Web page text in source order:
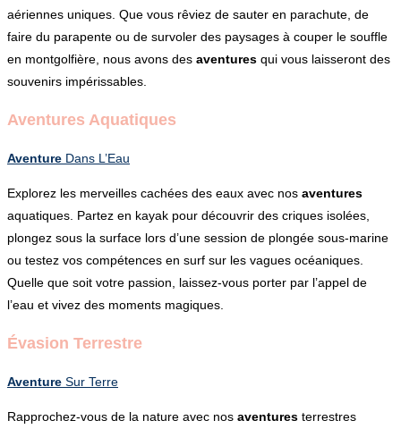
aériennes uniques. Que vous rêviez de sauter en parachute, de
faire du parapente ou de survoler des paysages à couper le souffle
en montgolfière, nous avons des aventures qui vous laisseront des
souvenirs impérissables.
Aventures Aquatiques
Aventure Dans L’Eau
Explorez les merveilles cachées des eaux avec nos aventures
aquatiques. Partez en kayak pour découvrir des criques isolées,
plongez sous la surface lors d’une session de plongée sous-marine
ou testez vos compétences en surf sur les vagues océaniques.
Quelle que soit votre passion, laissez-vous porter par l’appel de
l’eau et vivez des moments magiques.
Évasion Terrestre
Aventure Sur Terre
Rapprochez-vous de la nature avec nos aventures terrestres